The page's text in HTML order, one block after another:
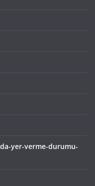
yer-verme-durumu-